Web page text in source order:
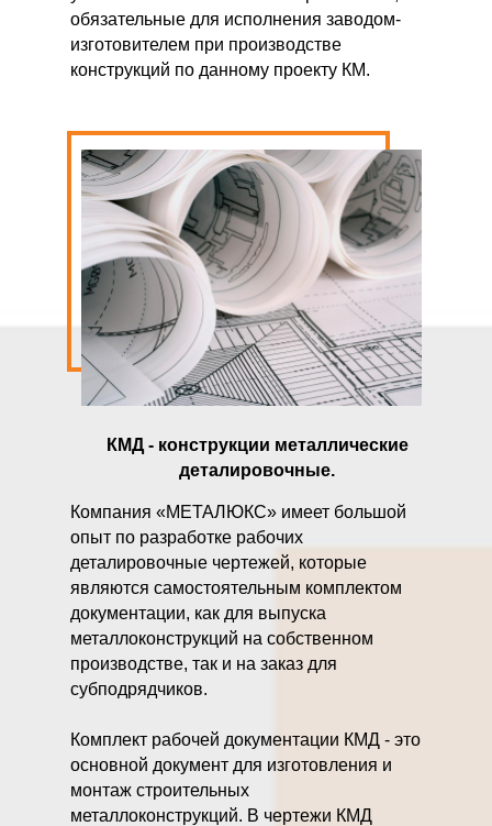
обязательные для исполнения заводом-
изготовителем при производстве
конструкций по данному проекту КМ.
Компания «МЕТАЛЮКС» имеет большой
опыт по разработке рабочих
деталировочные чертежей, которые
являются самостоятельным комплектом
документации, как для выпуска
металлоконструкций на собственном
производстве, так и на заказ для
субподрядчиков.
Комплект рабочей документации КМД - это
основной документ для изготовления и
монтаж строительных
металлоконструкций. В чертежи КМД
КМД - конструкции металлические
деталировочные.